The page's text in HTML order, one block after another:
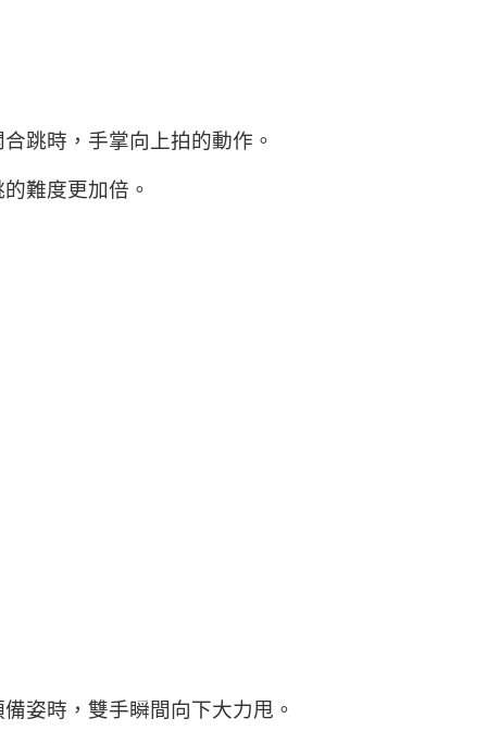
跳時，手掌向上拍的動作。
難度更加倍。
姿時，雙手瞬間向下大力甩。